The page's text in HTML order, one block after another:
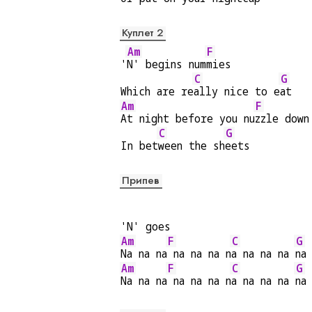
Куплет 2
'
Am
N' begins num
F
mies
Which are re
C
ally nice to e
G
at
Am
At night before you nu
F
zzle down
In bet
C
ween the sh
G
eets
Припев
'N' goes
Am
Na na na
F
na na na n
C
a na na na
G
na
Am
Na na na
F
na na na n
C
a na na na
G
na